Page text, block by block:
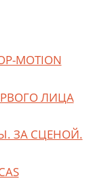
MOTION
ЛИЦА
ЗА СЦЕНОЙ.